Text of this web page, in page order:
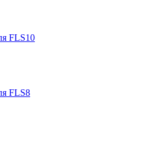
FLS10
FLS8